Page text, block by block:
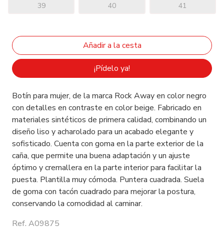
39 40 41
¡Pídelo ya!
Botín para mujer, de la marca Rock Away en color negro
con detalles en contraste en color beige. Fabricado en
materiales sintéticos de primera calidad, combinando un
diseño liso y acharolado para un acabado elegante y
sofisticado. Cuenta con goma en la parte exterior de la
caña, que permite una buena adaptación y un ajuste
óptimo y cremallera en la parte interior para facilitar la
puesta. Plantilla muy cómoda. Puntera cuadrada. Suela
de goma con tacón cuadrado para mejorar la postura,
conservando la comodidad al caminar.
Ref. A09875